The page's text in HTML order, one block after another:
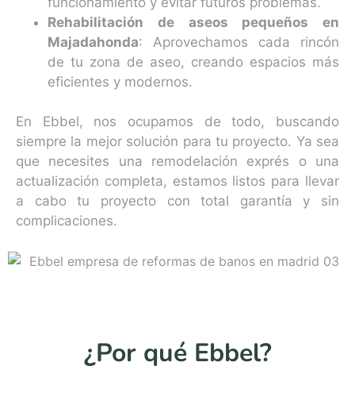
Rehabilitación de aseos pequeños en
Majadahonda: Aprovechamos cada rincón
de tu zona de aseo, creando espacios más
eficientes y modernos.
En Ebbel, nos ocupamos de todo, buscando
siempre la mejor solución para tu proyecto. Ya sea
que necesites una remodelación exprés o una
actualización completa, estamos listos para llevar
a cabo tu proyecto con total garantía y sin
complicaciones.
¿Por qué Ebbel?